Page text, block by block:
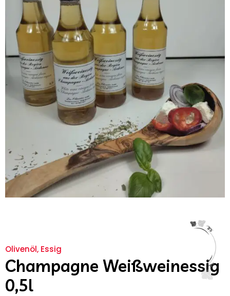
Olivenöl, Essig
Champagne Weißweinessig
0,5l